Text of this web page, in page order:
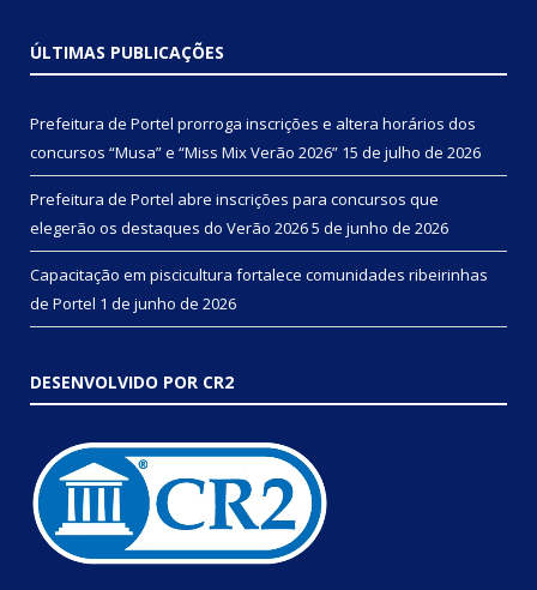
ÚLTIMAS PUBLICAÇÕES
Prefeitura de Portel prorroga inscrições e altera horários dos
concursos “Musa” e “Miss Mix Verão 2026” 15 de julho de 2026
Prefeitura de Portel abre inscrições para concursos que
elegerão os destaques do Verão 20265 de junho de 2026
Capacitação em piscicultura fortalece comunidades ribeirinhas
de Portel 1 de junho de 2026
DESENVOLVIDO POR CR2